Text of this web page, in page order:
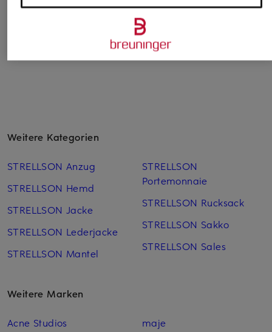
Weitere Kategorien
STRELLSON Anzug
STRELLSON Hemd
STRELLSON Jacke
STRELLSON Lederjacke
STRELLSON Mantel
STRELLSON
Portemonnaie
STRELLSON Rucksack
STRELLSON Sakko
STRELLSON Sales
Weitere Marken
Acne Studios
maje